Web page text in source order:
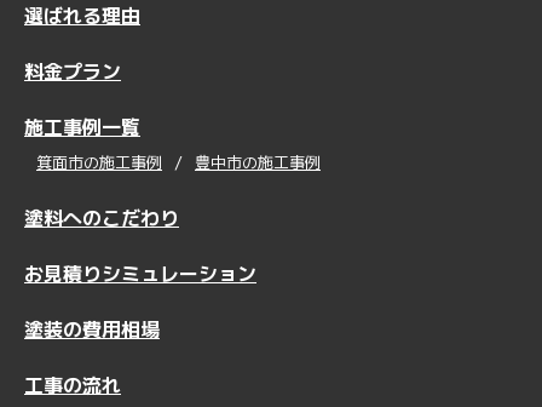
選ばれる理由
料金プラン
施工事例一覧
箕面市の施工事例 豊中市の施工事例
塗料へのこだわり
お見積りシミュレーション
塗装の費用相場
工事の流れ